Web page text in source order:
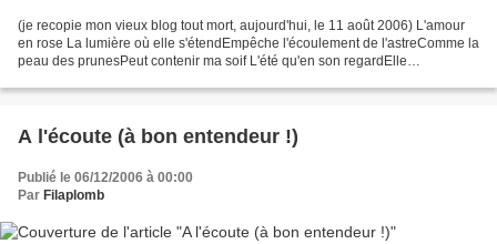
(je recopie mon vieux blog tout mort, aujourd'hui, le 11 août 2006) L'amour
en rose La lumière où elle s'étendEmpêche l'écoulement de l'astreComme la
peau des prunesPeut contenir ma soif L'été qu'en son regardElle
A l'écoute (à bon entendeur !)
Publié le 06/12/2006 à 00:00
Par Filaplomb